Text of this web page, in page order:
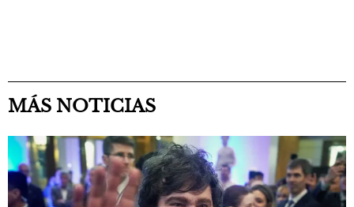
MÁS NOTICIAS